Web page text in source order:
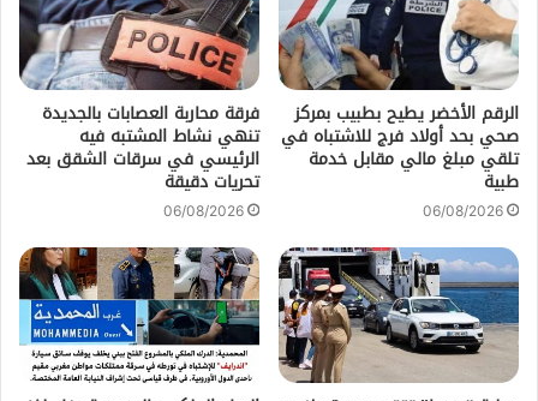
الرقم الأخضر يطيح بطبيب بمركز
صحي بحد أولاد فرج للاشتباه في
تلقي مبلغ مالي مقابل خدمة
طبية
06/08/2026
فرقة محاربة العصابات بالجديدة
تنهي نشاط المشتبه فيه
الرئيسي في سرقات الشقق بعد
تحريات دقيقة
06/08/2026